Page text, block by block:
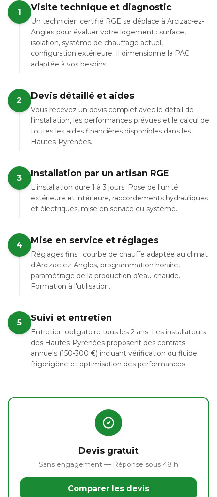
1 Visite technique et diagnostic
Un technicien certifié RGE se déplace à Arcizac-ez-
Angles pour évaluer votre logement : surface,
isolation, système de chauffage actuel,
configuration extérieure. Il dimensionne la PAC
adaptée à vos besoins.
2 Devis détaillé et aides
Vous recevez un devis complet avec le détail de
l'installation, les performances prévues et le calcul de
toutes les aides financières disponibles dans les
Hautes-Pyrénées.
3 Installation par un artisan RGE
L'installation dure 1 à 3 jours. Pose de l'unité
extérieure et intérieure, raccordements hydrauliques
et électriques, mise en service du système.
4 Mise en service et réglages
Réglages fins : courbe de chauffe adaptée au climat
d'Arcizac-ez-Angles, programmation horaire,
paramétrage de la production d'eau chaude.
Formation à l'utilisation.
5 Suivi et entretien
Entretien obligatoire tous les 2 ans. Les installateurs
des Hautes-Pyrénées proposent des contrats
annuels (150-300 €) incluant vérification du fluide
frigorigène et optimisation des performances.
Devis gratuit
Sans engagement — Réponse sous 48 h
Comparer les devis